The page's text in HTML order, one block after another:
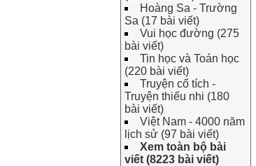
Hoàng Sa - Trường
Sa (17 bài viết)
Vui học đường (275
bài viết)
Tin học và Toán học
(220 bài viết)
Truyện cổ tích -
Truyện thiếu nhi (180
bài viết)
Việt Nam - 4000 năm
lịch sử (97 bài viết)
Xem toàn bộ bài
viết (8223 bài viết)